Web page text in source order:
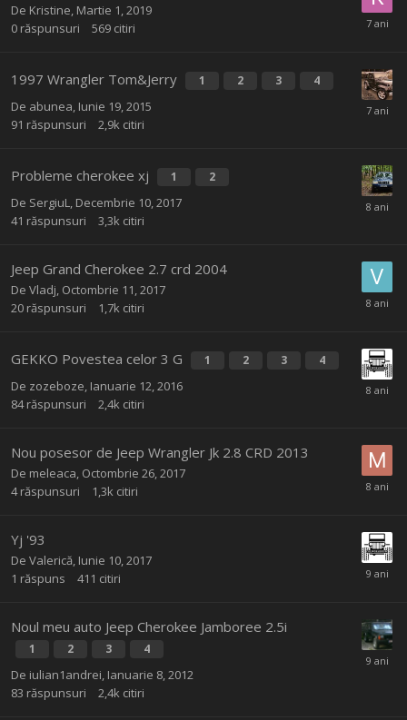
De Kristine Martie 1, 2019
0 răspunsuri 569 citiri
1997 Wrangler Tom&Jerry 1 2 3 4
De abunea Iunie 19, 2015
91 răspunsuri 2,9k citiri
Probleme cherokee xj 1 2
De SergiuL
Decembrie 10, 2017
41 răspunsuri 3,3k citiri
Jeep Grand Cherokee 2.7 crd 2004
De Vladj Octombrie 11, 2017
20 răspunsuri 1,7k citiri
GEKKO Povestea celor 3 G 1 2 3 4
De zozeboze Ianuarie 12, 2016
84 răspunsuri 2,4k citiri
Nou posesor de Jeep Wrangler Jk 2.8 CRD 2013
De meleaca Octombrie 26, 2017
4 răspunsuri 1,3k citiri
Yj '93
De Valerică Iunie 10, 2017
1 răspuns 411 citiri
Noul meu auto Jeep Cherokee Jamboree 2.5i
1 2 3 4
De iulian1andrei Ianuarie 8, 2012
83 răspunsuri 2,4k citiri